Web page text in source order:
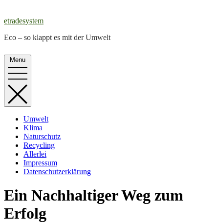
content
etradesystem
Eco – so klappt es mit der Umwelt
Menu
Umwelt
Klima
Naturschutz
Recycling
Allerlei
Impressum
Datenschutzerklärung
Ein Nachhaltiger Weg zum
Erfolg